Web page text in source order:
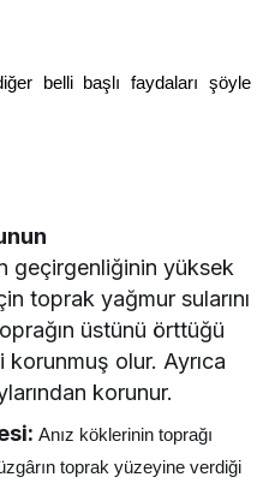
belli başlı faydaları şöyle
geçirgenliğinin yüksek
toprak yağmur sularını
üstünü örttüğü
korunmuş olur. Ayrıca
korunur.
Anız köklerinin toprağı
toprak yüzeyine verdiği